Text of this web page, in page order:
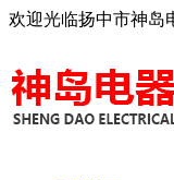
欢迎光临扬中市神岛